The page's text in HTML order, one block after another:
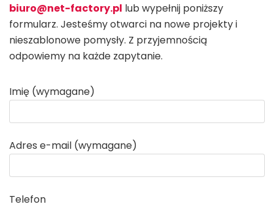
biuro@net-factory.pl lub wypełnij poniższy
formularz. Jesteśmy otwarci na nowe projekty i
nieszablonowe pomysły. Z przyjemnością
odpowiemy na każde zapytanie.
Imię (wymagane)
Adres e-mail (wymagane)
Telefon